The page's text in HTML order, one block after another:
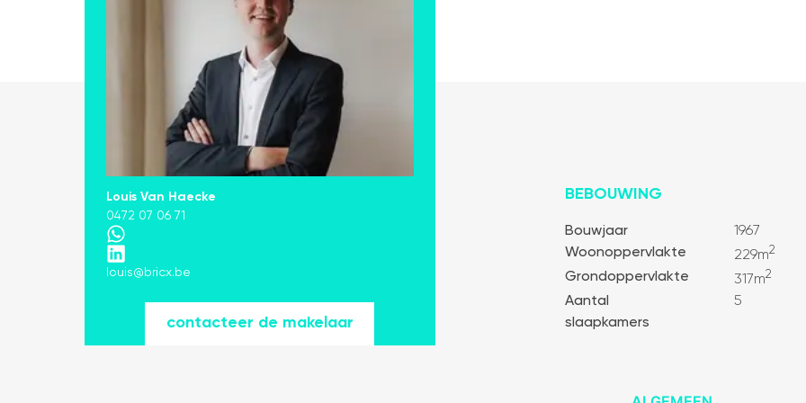
Louis Van Haecke
0472 07 06 71
louis@bricx.be
contacteer de makelaar
BEBOUWING
Bouwjaar
1967
Woonoppervlakte
229m2
Grondoppervlakte 317m2
Aantal
slaapkamers
5